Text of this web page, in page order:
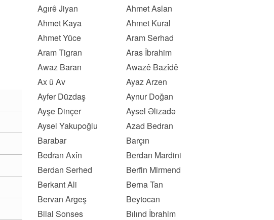
Agırê Jiyan
Ahmet Aslan
Ahmet Kaya
Ahmet Kural
Ahmet Yüce
Aram Serhad
Aram Tigran
Aras İbrahim
Awaz Baran
Awazê Bazîdê
Ax û Av
Ayaz Arzen
Ayfer Düzdaş
Aynur Doğan
Ayşe Dinçer
Aysel Əlizadə
Aysel Yakupoğlu
Azad Bedran
Barabar
Barçın
Bedran Axîn
Berdan Mardini
Berdan Serhed
Berfin Mirmend
Berkant Ali
Berna Tan
Bervan Argeş
Beytocan
Bilal Sonses
Bılınd İbrahim